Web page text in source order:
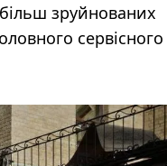
зруйнованих
сервісного